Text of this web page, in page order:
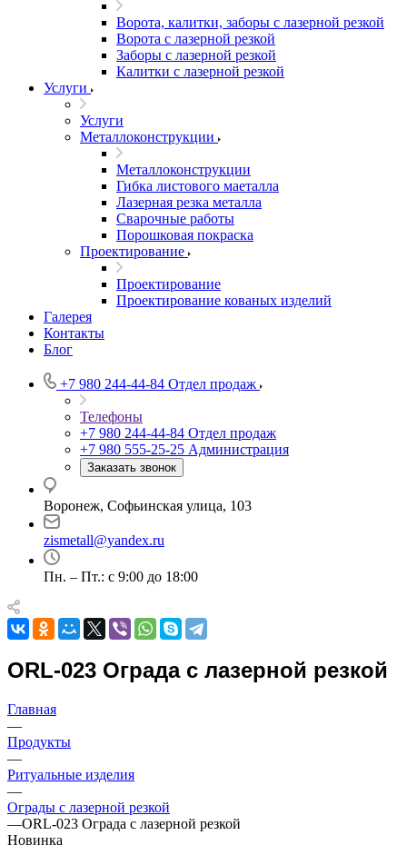
Ворота, калитки, заборы с лазерной резкой
Ворота с лазерной резкой
Заборы с лазерной резкой
Калитки с лазерной резкой
Услуги
Услуги
Металлоконструкции
Металлоконструкции
Гибка листового маеталла
Лазерная резка металла
Сварочные работы
Порошковая покраска
Проектирование
Проектирование
Проектирование кованых изделий
Галерея
Контакты
Блог
+7 980 244-44-84 Отдел продаж
Телефоны
+7 980 244-44-84 Отдел продаж
+7 980 555-25-25 Администрация
Заказать звонок
Воронеж, Софьинская улица, 103
zismetall@yandex.ru
Пн. – Пт.: с 9:00 до 18:00
ORL-023 Ограда с лазерной резкой
Главная
—
Продукты
—
Ритуальные изделия
—
Ограды с лазерной резкой
—ORL-023 Ограда с лазерной резкой
Новинка